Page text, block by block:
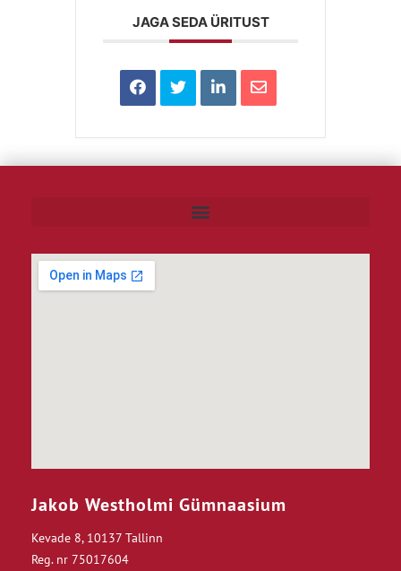
JAGA SEDA ÜRITUST
Jakob Westholmi Gümnaasium
Kevade 8, 10137 Tallinn
Reg. nr 75017604